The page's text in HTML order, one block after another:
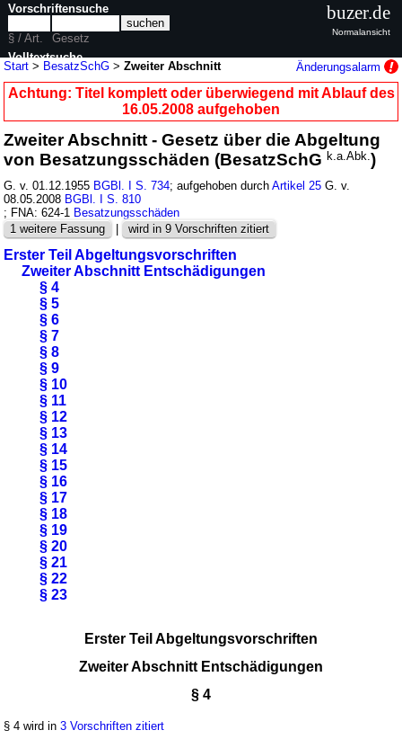
Start > BesatzSchG >Zweiter Abschnitt Änderungsalarm
Achtung: Titel komplett oder überwiegend mit Ablauf des
16.05.2008 aufgehoben
Zweiter Abschnitt - Gesetz über die Abgeltung
von Besatzungsschäden (BesatzSchGk.a.Abk.)
G. v. 01.12.1955 BGBl. I S. 734; aufgehoben durchArtikel 25 G. v.
08.05.2008 BGBl. I S. 810
; FNA: 624-1 Besatzungsschäden
1 weitere Fassung
| wird in 9 Vorschriften zitiert
Erster Teil Abgeltungsvorschriften
Zweiter Abschnitt Entschädigungen
§ 4
§ 5
§ 6
§ 7
§ 8
§ 9
§ 10
§ 11
§ 12
§ 13
§ 14
§ 15
§ 16
§ 17
§ 18
§ 19
§ 20
§ 21
§ 22
§ 23
Erster Teil Abgeltungsvorschriften
Zweiter Abschnitt Entschädigungen
§ 4
§ 4 wird in3 Vorschriften zitiert
Vorschriftensuche
§ / Art.
Gesetz
Volltextsuche
nur in BesatzSchG
buzer.de
Normalansicht